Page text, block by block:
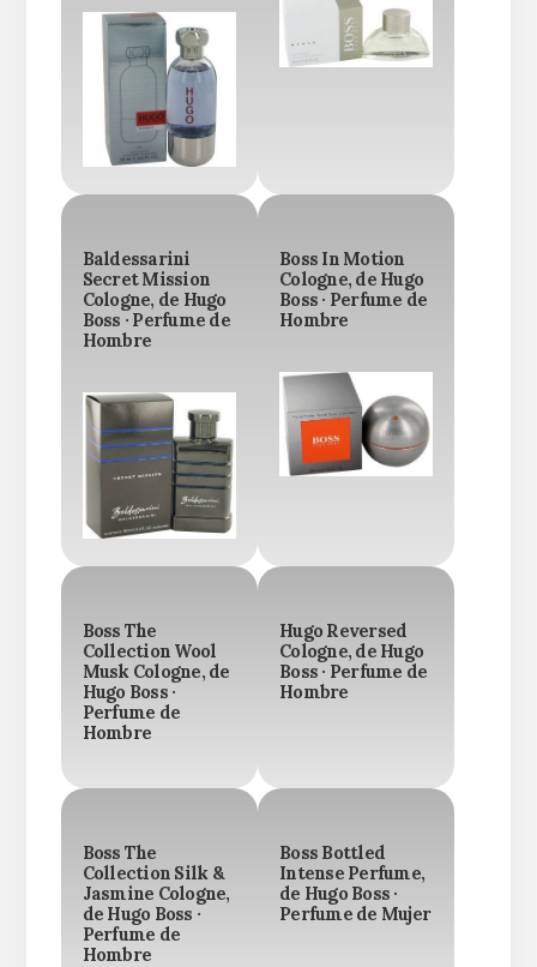
Baldessarini
Secret Mission
Cologne, de Hugo
Boss · Perfume de
Hombre
Boss In Motion
Cologne, de Hugo
Boss · Perfume de
Hombre
Boss The
Collection Wool
Musk Cologne, de
Hugo Boss ·
Perfume de
Hombre
Hugo Reversed
Cologne, de Hugo
Boss · Perfume de
Hombre
Boss The
Collection Silk &
Jasmine Cologne,
de Hugo Boss ·
Perfume de
Hombre
Boss Bottled
Intense Perfume,
de Hugo Boss ·
Perfume de Mujer